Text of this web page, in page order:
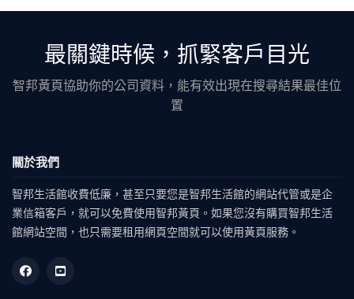
最關鍵時候，抓緊客戶目光
智邦黃頁協助你的公司資料，能有效出現在搜尋結果最佳位
置
關於我們
智邦生活館收費低廉，甚至只要您是智邦生活館的網站代管或是企
業信箱客戶，就可以免費使用智邦黃頁。如果您沒有購買智邦生活
館網站空間，也只需要租用網頁空間就可以使用黃頁服務。